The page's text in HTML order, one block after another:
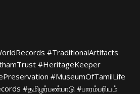
#TraditionalArtifacts
#HeritageKeeper
#MuseumOfTamilLife
#தமிழர்பண்பாடு #பாரம்பரியம்